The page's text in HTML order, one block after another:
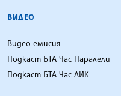
ВИДЕО
Видео емисия
Подкаст БТА Час Паралели
Подкаст БТА Час ЛИК